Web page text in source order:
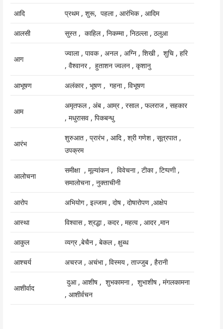
आदि प्रथम , शुरू, पहला , आरंभिक , आदिम
आलसी सुस्त , काहिल , निकम्मा , निठल्ला , ठलुआ
आग
ज्वाला , पावक , अनल , अग्नि , शिखी , शुचि , हरि
, वैश्वानर , हुताशन ज्वलन , कृशानु
आभूषण अलंकार , भूषण , गहना , विभूषण
आम
अमृतफल , अंब , आम्र , रसाल , फलराज , सहकार
, मधुरासव , पिकबन्धु
आरंभ
शुरुआत , प्रारंभ , आदि , श्री गणेश , सूत्रपात ,
उपक्रम
आलोचना
समीक्षा , मूल्यांकन , विवेचना , टीका , टिप्पणी ,
समालोचना , नुक्ताचीनी
आरोप अभियोग , इल्जाम , दोष , दोषारोपण ,आक्षेप
आस्था विश्वास , श्रद्धा , कदर , महत्व , आदर ,मान
आकुल व्यग्र ,बेचैन , बेकल , क्षुब्ध
आश्चर्य अचरज , अचंभा , विस्मय , ताज्जुब , हैरानी
आशीर्वाद
दुआ , आशीष , शुभकामना , शुभाशीष , मंगलकामना
, आशीर्वचन